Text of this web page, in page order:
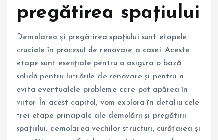
pregătirea spațiului
Demolarea și pregătirea spațiului sunt etapele
cruciale în procesul de renovare a casei. Aceste
etape sunt esențiale pentru a asigura o bază
solidă pentru lucrările de renovare și pentru a
evita eventualele probleme care pot apărea în
viitor. În acest capitol, vom explora în detaliu cele
trei etape principale ale demolării și pregătirii
spațiului: demolarea vechilor structuri, curățarea și